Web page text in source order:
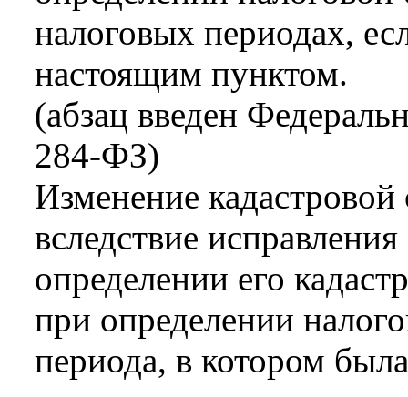
налоговых периодах,
настоящим пунктом.
(абзац введен
284-ФЗ)
Изменение кадастровой
вследствие
определении его
при определении
периода, в котором